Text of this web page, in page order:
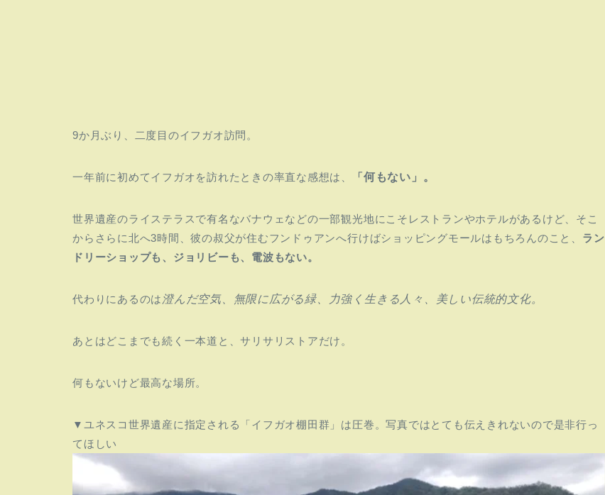
9か月ぶり、二度目のイフガオ訪問。
一年前に初めてイフガオを訪れたときの率直な感想は、 「何もない」 。
世界遺産のライステラスで有名なバナウェなどの一部観光地にこそレストランやホテルがあるけど、そこ
からさらに北へ3時間、彼の叔父が住むフンドゥアンへ行けばショッピングモールはもちろんのこと、 ラン
ドリーショップも、ジョリビーも、 電波もない。
代わりにあるのは 澄んだ空気、無限に広がる緑、力強く生きる人々、美しい伝統的文化。
あとはどこまでも続く一本道と、サリサリストアだけ。
何もないけど最高な場所。
▼ユネスコ世界遺産に指定される「イフガオ棚田群」は圧巻。写真ではとても伝えきれないので是非行っ
てほしい